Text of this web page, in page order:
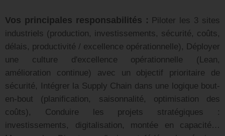
Vos principales responsabilités : Piloter les 3 sites
industriels (production, investissements, sécurité, coûts,
délais, productivité / excellence opérationnelle), Déployer
une culture d'excellence opérationnelle (Lean,
amélioration continue) avec un objectif prioritaire de
sécurité, Intégrer la Supply Chain dans une logique bout-
en-bout (planification, saisonnalité, optimisation des
coûts), Conduire les projets stratégiques :
investissements, digitalisation, montée en capacité…